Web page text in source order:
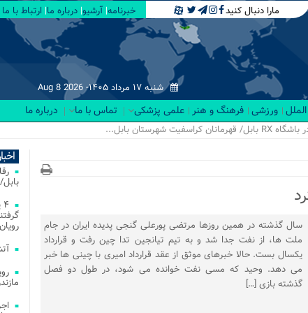
مارا دنبال کنید خبرنامه آرشیو درباره ما ارتباط با ما
شنبه ۱۷ مرداد ۱۴۰۵- Aug 8 2026
ورزشی فرهنگ و هنر علمی پزشکی تماس با ما درباره ما
سال گذشته در همین روزها مرتضی پورعلی گنجی پدیده ایران در جام
ملت ها، از نفت جدا شد و به تیم تیانجین تدا چین رفت و قرارداد
یکسال بست. حالا خبرهای موثق از عقد قرارداد امیری با چینی ها خبر
می دهد. وحید که مسی نفت خوانده می شود، در طول دو فصل
گذشته بازی […]
آتش‌